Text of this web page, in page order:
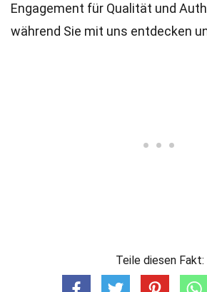
Engagement für Qualität und
während Sie mit uns entdecken
Teile diesen Fakt: